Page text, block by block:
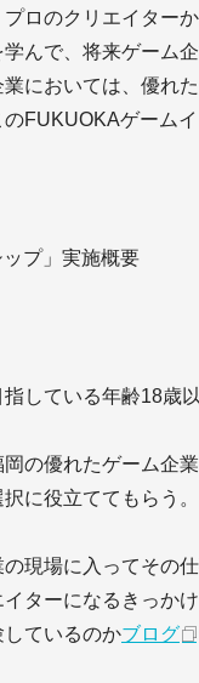
ロのクリエイター
んで、将来ゲーム
においては、優れ
FUKUOKAゲーム
プ」実施概要
している年齢18歳
の優れたゲーム企
に役立ててもらう。
現場に入ってその
ターになるきっか
ているのかブログ